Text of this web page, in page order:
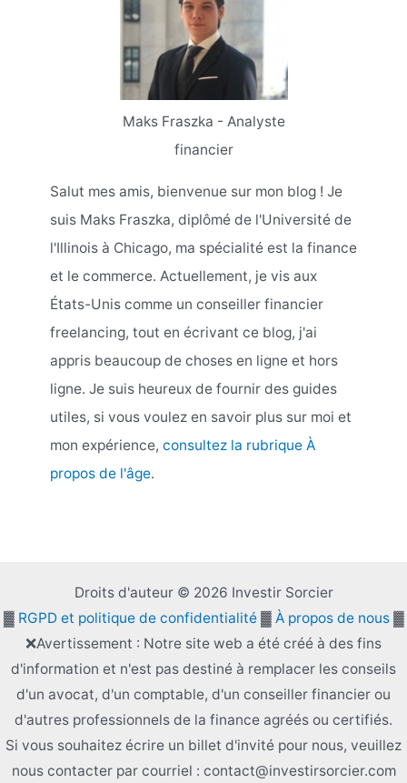
Maks Fraszka - Analyste
financier
Salut mes amis, bienvenue sur mon blog ! Je
suis Maks Fraszka, diplômé de l'Université de
l'Illinois à Chicago, ma spécialité est la finance
et le commerce. Actuellement, je vis aux
États-Unis comme un conseiller financier
freelancing, tout en écrivant ce blog, j'ai
appris beaucoup de choses en ligne et hors
ligne. Je suis heureux de fournir des guides
utiles, si vous voulez en savoir plus sur moi et
mon expérience, consultez la rubrique À
propos de l'âge.
Droits d'auteur © 2026 Investir Sorcier
▓ RGPD et politique de confidentialité▓ À propos de nous▓
❌Avertissement : Notre site web a été créé à des fins
d'information et n'est pas destiné à remplacer les conseils
d'un avocat, d'un comptable, d'un conseiller financier ou
d'autres professionnels de la finance agréés ou certifiés.
Si vous souhaitez écrire un billet d'invité pour nous, veuillez
nous contacter par courriel : contact@investirsorcier.com